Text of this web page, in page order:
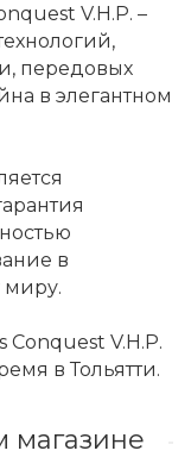
V.H.P. –
передовых
в элегантном
в
миру.
V.H.P.
в Тольятти.
магазине